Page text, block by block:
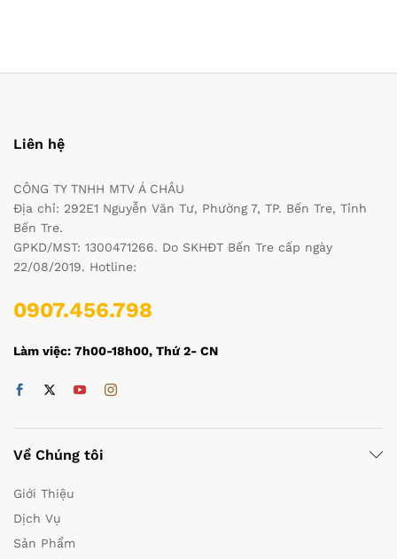
Liên hệ
CÔNG TY TNHH MTV Á CHÂU
Địa chỉ: 292E1 Nguyễn Văn Tư, Phường 7, TP. Bến Tre, Tỉnh
Bến Tre.
GPKD/MST: 1300471266. Do SKHĐT Bến Tre cấp ngày
22/08/2019. Hotline:
0907.456.798
Làm việc: 7h00-18h00, Thứ 2- CN
Về Chúng tôi
Giới Thiệu
Dịch Vụ
Sản Phẩm